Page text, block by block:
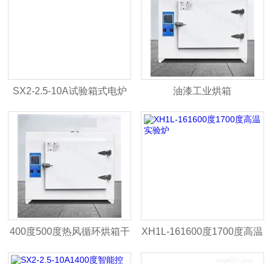
SX2-2.5-10A试验箱式电炉 油漆工业烘箱
400度500度热风循环烘箱干
燥箱
XH1L-161600度1700度高温
实验炉